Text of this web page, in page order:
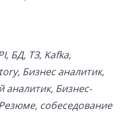
БД, ТЗ, Kafka,
Бизнес аналитик,
аналитик, Бизнес-
собеседование